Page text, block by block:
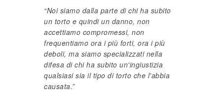
“Noi siamo dalla parte di chi ha subito
un torto e quindi un danno, non
accettiamo compromessi, non
frequentiamo ora i più forti, ora i più
deboli, ma siamo specializzati nella
difesa di chi ha subito un'ingiustizia
qualsiasi sia il tipo di torto che l'abbia
causata.”